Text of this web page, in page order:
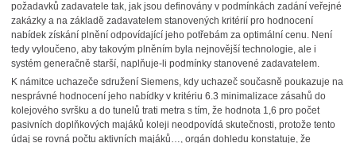
požadavků zadavatele tak, jak jsou definovány v podmínkách zadání veřejné
zakázky a na základě zadavatelem stanovených kritérií pro hodnocení
nabídek získání plnění odpovídající jeho potřebám za optimální cenu. Není
tedy vyloučeno, aby takovým plněním byla nejnovější technologie, ale i
systém generačně starší, naplňuje-li podmínky stanovené zadavatelem.
K námitce uchazeče sdružení Siemens, kdy uchazeč současně poukazuje na
nesprávné hodnocení jeho nabídky v kritériu 6.3 minimalizace zásahů do
kolejového svršku a do tunelů trati metra s tím, že hodnota 1,6 pro počet
pasivních doplňkových majáků koleji neodpovídá skutečnosti, protože tento
údaj se rovná počtu aktivních majáků…, orgán dohledu konstatuje, že